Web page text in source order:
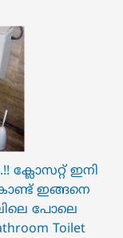
ക്ലോസറ്റ് ഇനി
ഇങ്ങനെ
പോലെ
Toilet